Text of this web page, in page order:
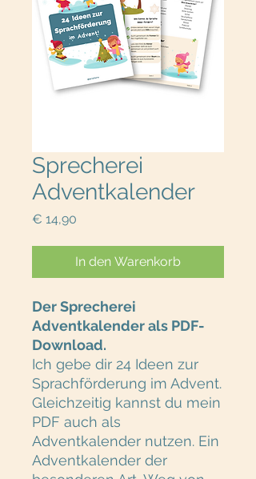
Sprecherei
Adventkalender
€ 14,90
In den Warenkorb
Der Sprecherei
Adventkalender als PDF-
Download.
Ich gebe dir 24 Ideen zur
Sprachförderung im Advent.
Gleichzeitig kannst du mein
PDF auch als
Adventkalender nutzen. Ein
Adventkalender der